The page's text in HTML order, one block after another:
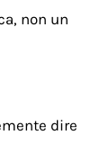
non un
dire